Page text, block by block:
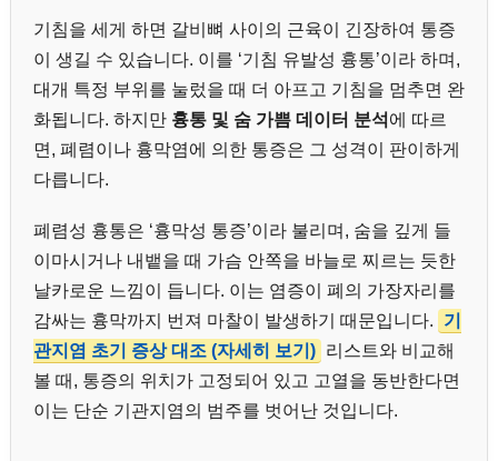
기침을 세게 하면 갈비뼈 사이의 근육이 긴장하여 통증
이 생길 수 있습니다. 이를 ‘기침 유발성 흉통’이라 하며,
대개 특정 부위를 눌렀을 때 더 아프고 기침을 멈추면 완
화됩니다. 하지만 흉통 및 숨 가쁨 데이터 분석 에 따르
면, 폐렴이나 흉막염에 의한 통증은 그 성격이 판이하게
다릅니다.
폐렴성 흉통은 ‘흉막성 통증’이라 불리며, 숨을 깊게 들
이마시거나 내뱉을 때 가슴 안쪽을 바늘로 찌르는 듯한
날카로운 느낌이 듭니다. 이는 염증이 폐의 가장자리를
감싸는 흉막까지 번져 마찰이 발생하기 때문입니다.
기
관지염 초기 증상 대조 (자세히 보기) 리스트와 비교해
볼 때, 통증의 위치가 고정되어 있고 고열을 동반한다면
이는 단순 기관지염의 범주를 벗어난 것입니다.